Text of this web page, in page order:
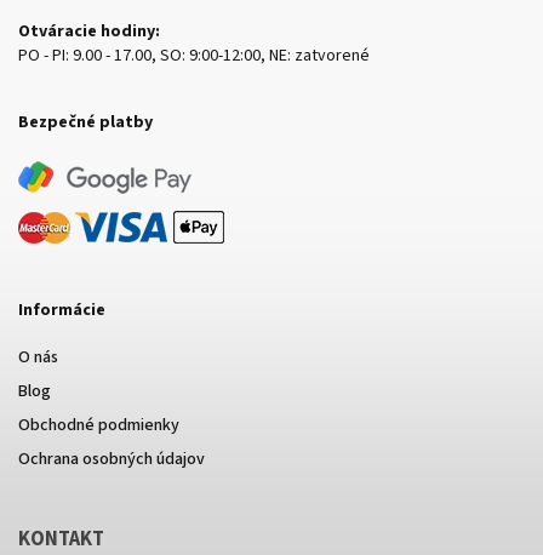
Otváracie hodiny:
PO - PI: 9.00 - 17.00, SO: 9:00-12:00, NE: zatvorené
Bezpečné platby
Informácie
O nás
Blog
Obchodné podmienky
Ochrana osobných údajov
KONTAKT